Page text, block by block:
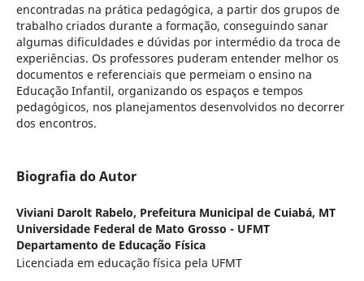
encontradas na prática pedagógica, a partir dos grupos de
trabalho criados durante a formação, conseguindo sanar
algumas dificuldades e dúvidas por intermédio da troca de
experiências. Os professores puderam entender melhor os
documentos e referenciais que permeiam o ensino na
Educação Infantil, organizando os espaços e tempos
pedagógicos, nos planejamentos desenvolvidos no decorrer
dos encontros.
Biografia do Autor
Viviani Darolt Rabelo, Prefeitura Municipal de Cuiabá, MT
Universidade Federal de Mato Grosso - UFMT
Departamento de Educação Física
Licenciada em educação física pela UFMT